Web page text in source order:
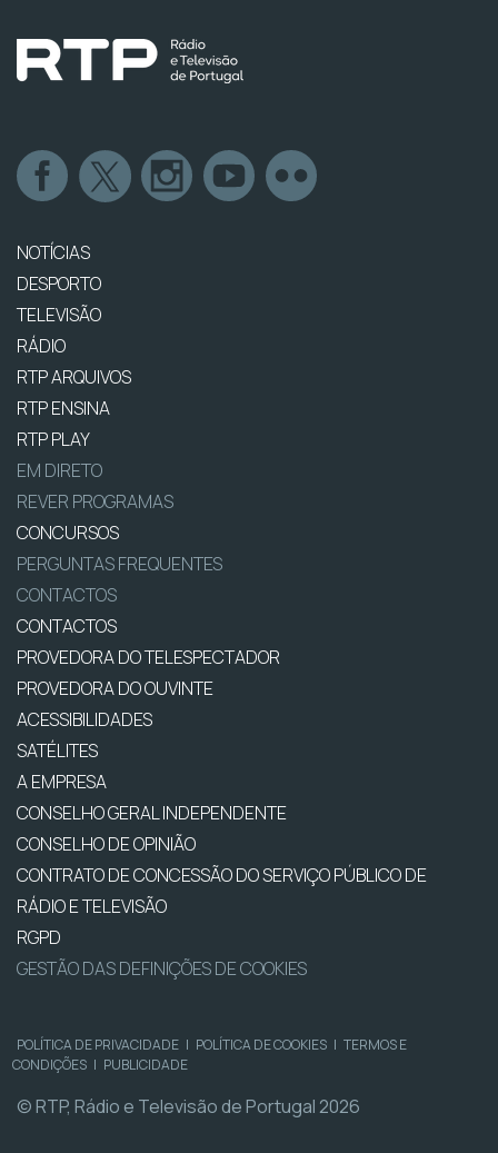
NOTÍCIAS
DESPORTO
TELEVISÃO
RÁDIO
RTP ARQUIVOS
RTP ENSINA
RTP PLAY
EM DIRETO
REVER PROGRAMAS
CONCURSOS
PERGUNTAS FREQUENTES
CONTACTOS
CONTACTOS
PROVEDORA DO TELESPECTADOR
PROVEDORA DO OUVINTE
ACESSIBILIDADES
SATÉLITES
A EMPRESA
CONSELHO GERAL INDEPENDENTE
CONSELHO DE OPINIÃO
CONTRATO DE CONCESSÃO DO SERVIÇO PÚBLICO DE
RÁDIO E TELEVISÃO
RGPD
GESTÃO DAS DEFINIÇÕES DE COOKIES
POLÍTICA DE PRIVACIDADE | POLÍTICA DE COOKIES | TERMOS E
CONDIÇÕES | PUBLICIDADE
© RTP, Rádio e Televisão de Portugal 2026